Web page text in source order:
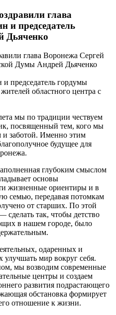
глава
и председатель
Дьяченко
председатель гордумы
областного центра с
мы по традиции чествуем
посвященный тем, кого мы
и заботой. Именно этим
будущее для
глубоким смыслом
основы
жизненные ориентиры и в
семью, передавая потомкам
от старших. По этой
сделать так, чтобы детство
в нашем городе, было
одаренных и
мир вокруг себя.
мы возводим современные
центры и создаем
развития подрастающего
обстановка формирует
отношение к жизни.